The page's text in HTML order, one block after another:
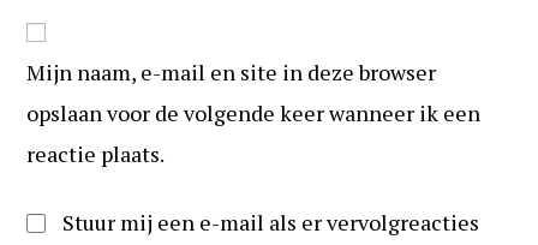
om
te
reageren
URL
in
(optioneel)
Mijn naam, e-mail en site in deze browser
opslaan voor de volgende keer wanneer ik een
reactie plaats.
Stuur mij een e-mail als er vervolgreacties